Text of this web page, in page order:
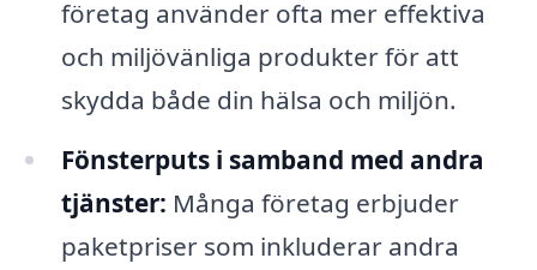
företag använder ofta mer effektiva
och miljövänliga produkter för att
skydda både din hälsa och miljön.
Fönsterputs i samband med andra
tjänster: Många företag erbjuder
paketpriser som inkluderar andra